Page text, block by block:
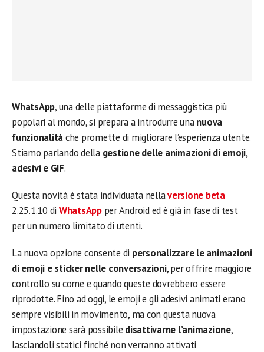
WhatsApp, una delle piattaforme di messaggistica più
popolari al mondo, si prepara a introdurre unanuova
funzionalitàche promette di migliorare l’esperienza utente.
Stiamo parlando della gestione delle animazioni di emoji,
adesivi e GIF.
Questa novità è stata individuata nellaversione beta
2.25.1.10 di WhatsApp per Android ed è già in fase di test
per un numero limitato di utenti.
La nuova opzione consente di personalizzare le animazioni
di emoji e sticker nelle conversazioni, per offrire maggiore
controllo su come e quando queste dovrebbero essere
riprodotte. Fino ad oggi, le emoji e gli adesivi animati erano
sempre visibili in movimento, ma con questa nuova
impostazione sarà possibile disattivarne l’animazione,
lasciandoli statici finché non verranno attivati